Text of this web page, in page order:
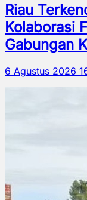
Riau
Kolaborasi
Gabungan
6 Agustus 2026